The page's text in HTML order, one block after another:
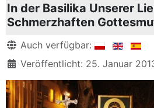
In der Basilika Unserer
Schmerzhaften
DetailsAuch verfügbar:
Veröffentlicht: 25. Januar